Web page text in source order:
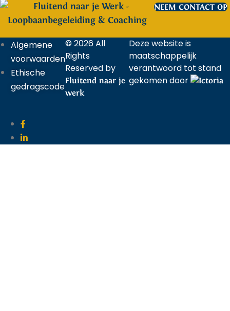
NEEM CONTACT OP
Algemene
voorwaarden
Ethische
gedragscode
© 2026 All
Rights
Reserved by
Fluitend naar je
werk
Deze website is
maatschappelijk
verantwoord tot stand
gekomen door